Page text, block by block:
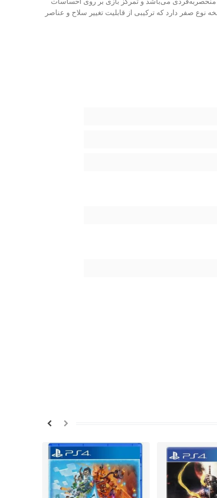
صفر دارد که ترکیبی از قابلیت تغییر سلاح و عناصر